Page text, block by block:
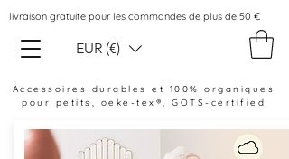
livraison gratuite pour les commandes de plus de 50 €
Accessoires durables et 100% organiques
pour petits, oeke-tex®, GOTS-certified
EUR (€)